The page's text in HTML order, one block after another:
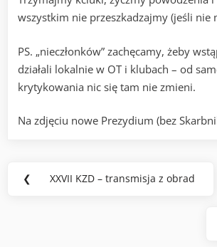
wszystkim nie przeszkadzajmy (jeśli nie
PS. „nieczłonków” zachęcamy, żeby
działali lokalnie w OT i klubach – od
krytykowania nic się tam nie zmieni.
Na zdjęciu nowe Prezydium (bez
Nawigacja
❮
Previous
XXVII KZD – transmisja z obrad